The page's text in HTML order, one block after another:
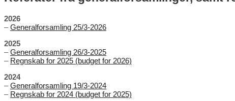
2026
–Generalforsamling 25/3-2026
2025
–Generalforsamling 26/3-2025
– Regnskab for 2025 (budget for 2026)
2024
–Generalforsamling 19/3-2024
– Regnskab for 2024 (budget for 2025)